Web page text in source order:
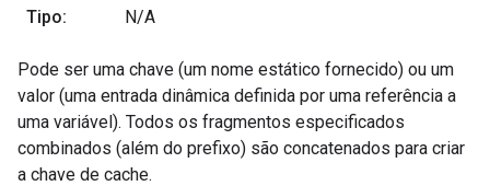
Tipo: N/A
Pode ser uma chave (um nome estático fornecido) ou um
valor (uma entrada dinâmica definida por uma referência a
uma variável). Todos os fragmentos especificados
combinados (além do prefixo) são concatenados para criar
a chave de cache.